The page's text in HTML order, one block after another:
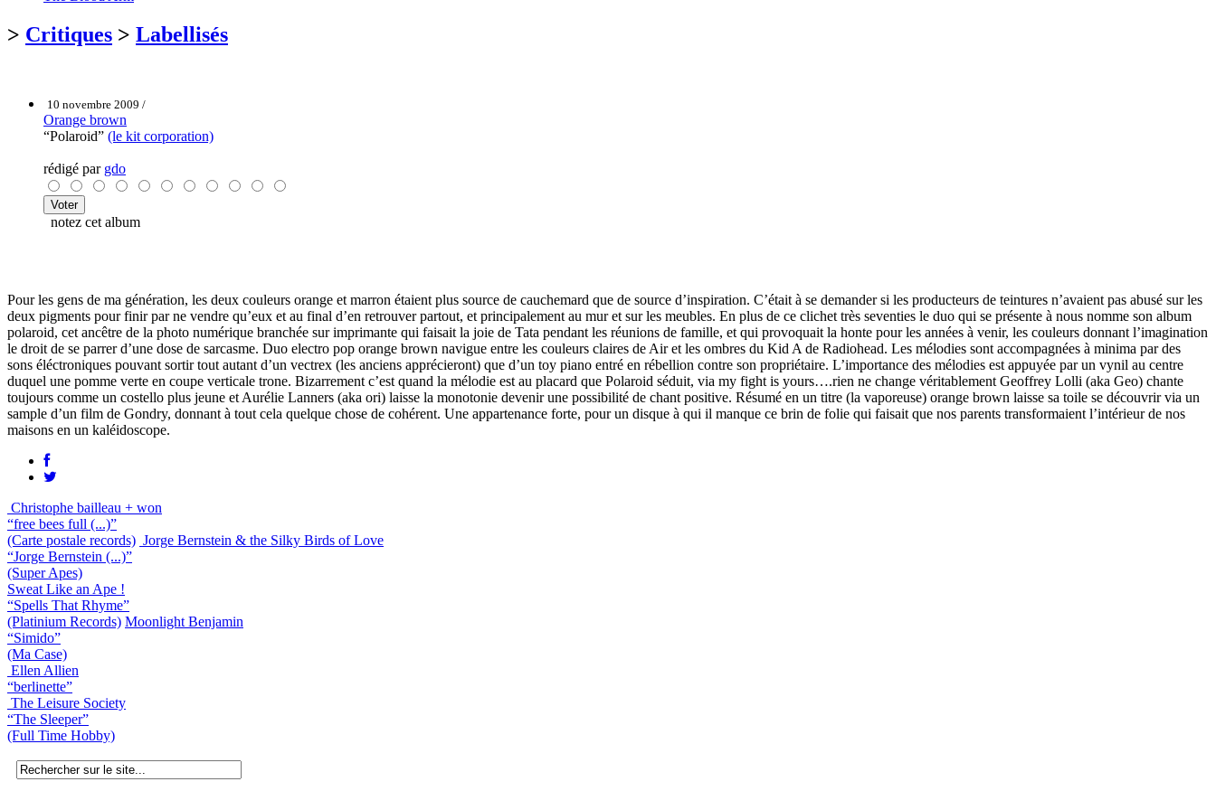
> Critiques > Labellisés
10 novembre 2009 /
Orange brown
“Polaroid” (le kit corporation)
rédigé par gdo
notez cet album
Pour les gens de ma génération, les deux couleurs orange et marron étaient plus source de cauchemard que de source d’inspiration. C’était à se demander si les producteurs de teintures n’avaient pas abusé sur les
deux pigments pour finir par ne vendre qu’eux et au final d’en retrouver partout, et principalement au mur et sur les meubles. En plus de ce clichet très seventies le duo qui se présente à nous nomme son album
polaroid, cet ancêtre de la photo numérique branchée sur imprimante qui faisait la joie de Tata pendant les réunions de famille, et qui provoquait la honte pour les années à venir, les couleurs donnant l’imagination
le droit de se parrer d’une dose de sarcasme. Duo electro pop orange brown navigue entre les couleurs claires de Air et les ombres du Kid A de Radiohead. Les mélodies sont accompagnées à minima par des
sons éléctroniques pouvant sortir tout autant d’un vectrex (les anciens apprécieront) que d’un toy piano entré en rébellion contre son propriétaire. L’importance des mélodies est appuyée par un vynil au centre
duquel une pomme verte en coupe verticale trone. Bizarrement c’est quand la mélodie est au placard que Polaroid séduit, via my fight is yours….rien ne change véritablement Geoffrey Lolli (aka Geo) chante
toujours comme un costello plus jeune et Aurélie Lanners (aka ori) laisse la monotonie devenir une possibilité de chant positive. Résumé en un titre (la vaporeuse) orange brown laisse sa toile se découvrir via un
sample d’un film de Gondry, donnant à tout cela quelque chose de cohérent. Une appartenance forte, pour un disque à qui il manque ce brin de folie qui faisait que nos parents transformaient l’intérieur de nos
maisons en un kaléidoscope.
Christophe bailleau + won
“free bees full (...)”
(Carte postale records) Jorge Bernstein & the Silky Birds of Love
“Jorge Bernstein (...)”
(Super Apes)
Sweat Like an Ape !
“Spells That Rhyme”
(Platinium Records) Moonlight Benjamin
“Simido”
(Ma Case)
Ellen Allien
“berlinette”
The Leisure Society
“The Sleeper”
(Full Time Hobby)